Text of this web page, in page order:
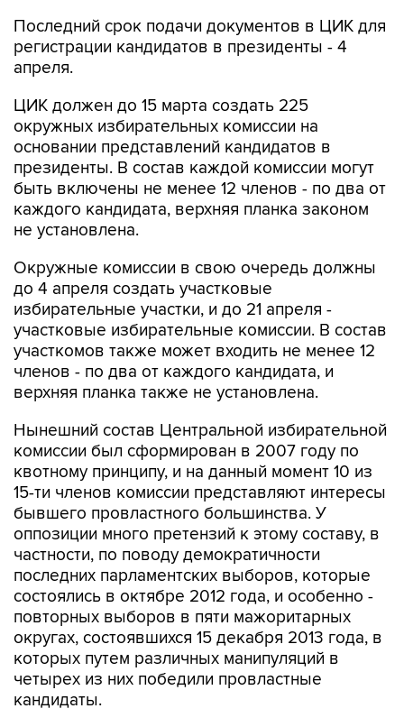
Последний срок подачи документов в ЦИК для
регистрации кандидатов в президенты - 4
апреля.
ЦИК должен до 15 марта создать 225
окружных избирательных комиссии на
основании представлений кандидатов в
президенты. В состав каждой комиссии могут
быть включены не менее 12 членов - по два от
каждого кандидата, верхняя планка законом
не установлена.
Окружные комиссии в свою очередь должны
до 4 апреля создать участковые
избирательные участки, и до 21 апреля -
участковые избирательные комиссии. В состав
участкомов также может входить не менее 12
членов - по два от каждого кандидата, и
верхняя планка также не установлена.
Нынешний состав Центральной избирательной
комиссии был сформирован в 2007 году по
квотному принципу, и на данный момент 10 из
15-ти членов комиссии представляют интересы
бывшего провластного большинства. У
оппозиции много претензий к этому составу, в
частности, по поводу демократичности
последних парламентских выборов, которые
состоялись в октябре 2012 года, и особенно -
повторных выборов в пяти мажоритарных
округах, состоявшихся 15 декабря 2013 года, в
которых путем различных манипуляций в
четырех из них победили провластные
кандидаты.